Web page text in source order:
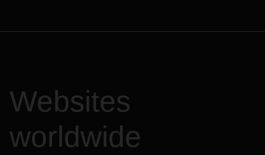
Websites
worldwide